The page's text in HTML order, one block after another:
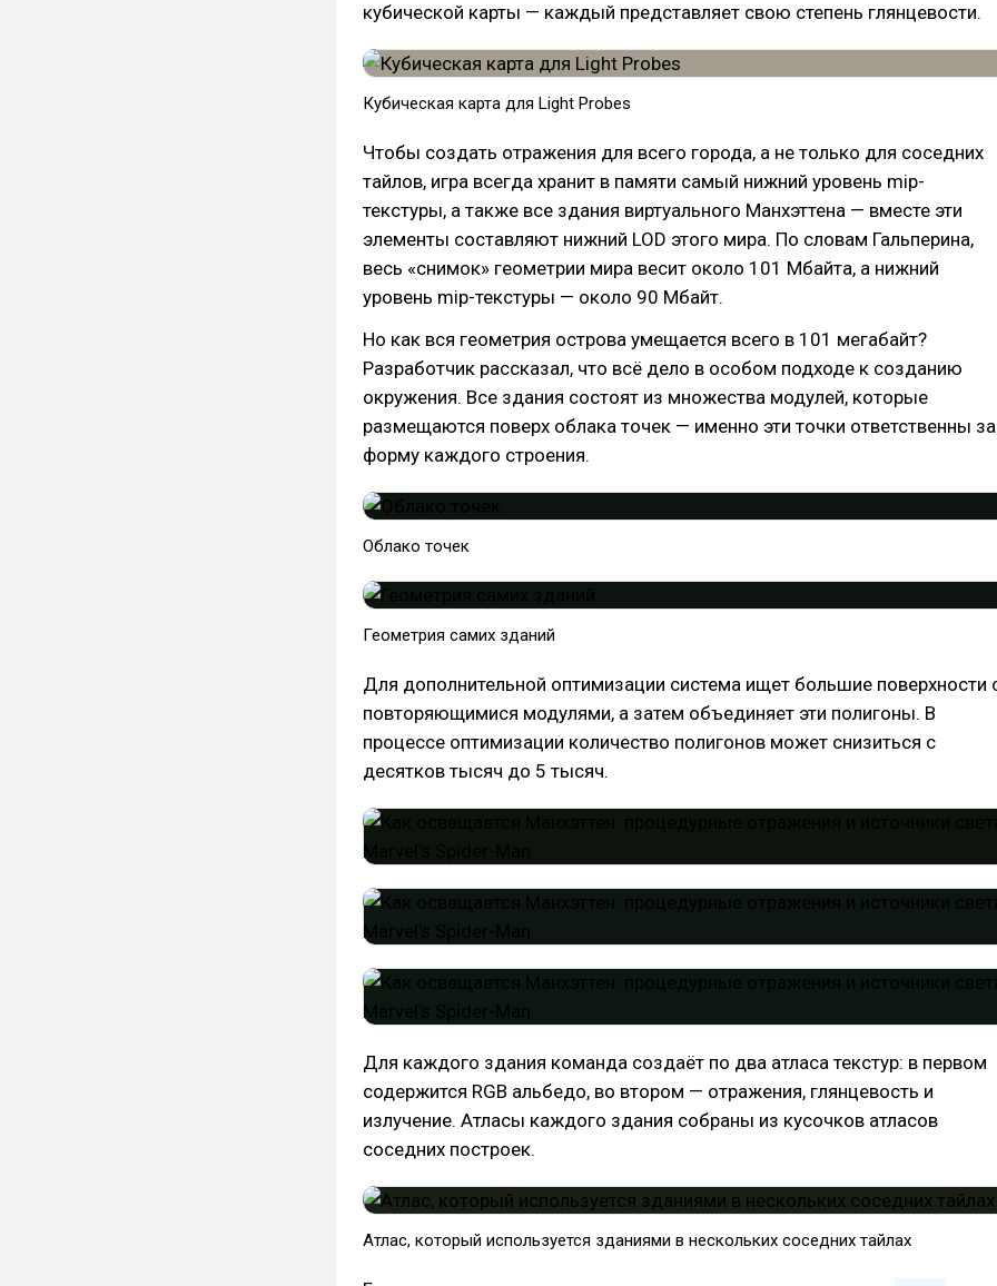
кубической карты — каждый представляет свою степень глянцевости.
Кубическая карта для Light Probes
Чтобы создать отражения для всего города, а не только для соседних
тайлов, игра всегда хранит в памяти самый нижний уровень mip-
текстуры, а также все здания виртуального Манхэттена — вместе эти
элементы составляют нижний LOD этого мира. По словам Гальперина,
весь «снимок» геометрии мира весит около 101 Мбайта, а нижний
уровень mip-текстуры — около 90 Мбайт.
Но как вся геометрия острова умещается всего в 101 мегабайт?
Разработчик рассказал, что всё дело в особом подходе к созданию
окружения. Все здания состоят из множества модулей, которые
размещаются поверх облака точек — именно эти точки ответственны за
форму каждого строения.
Облако точек
Геометрия самих зданий
Для дополнительной оптимизации система ищет большие поверхности
повторяющимися модулями, а затем объединяет эти полигоны. В
процессе оптимизации количество полигонов может снизиться с
десятков тысяч до 5 тысяч.
Для каждого здания команда создаёт по два атласа текстур: в первом
содержится RGB альбедо, во втором — отражения, глянцевость и
излучение. Атласы каждого здания собраны из кусочков атласов
соседних построек.
Атлас, который используется зданиями в нескольких соседних тайлах